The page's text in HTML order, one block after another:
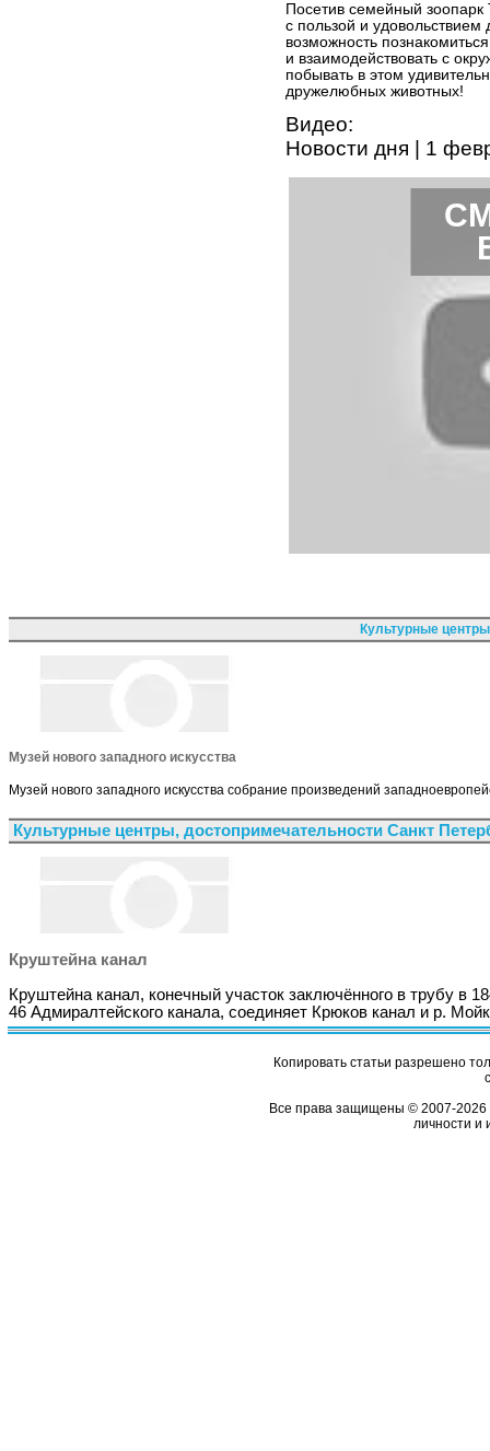
Посетив семейный
с пользой и
возможность
и взаимодействовать с
побывать в этом
дружелюбных животных!
Видео:
Новости дня | 1
Культурные
Музей нового западного искусства
Музей нового западного искусства собрание произведений
Культурные центры, достопримечательности Санкт
Круштейна канал
Круштейна канал, конечный участок заключённого в трубу в
46 Адмиралтейского канала, соединяет Крюков канал и р.
Копировать статьи разрешено
Все права защищены © 2007-2026
личности и